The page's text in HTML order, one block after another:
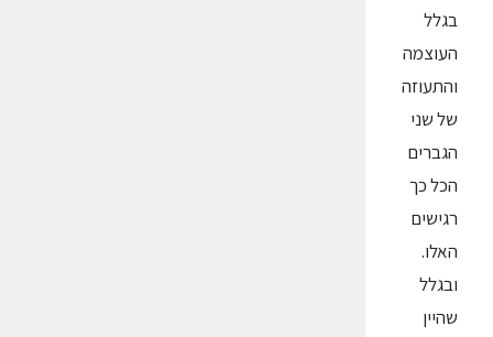
בגלל
העוצמה
והתעוזה
של שני
הגברים
הכל כך
רגישים
האלו.
ובגלל
שהיין